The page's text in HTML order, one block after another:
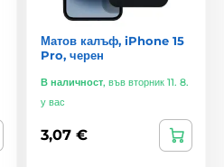
Матов калъф, iPhone 15
Pro, черен
В наличност, във вторник 11. 8.
у вас
3,07 €